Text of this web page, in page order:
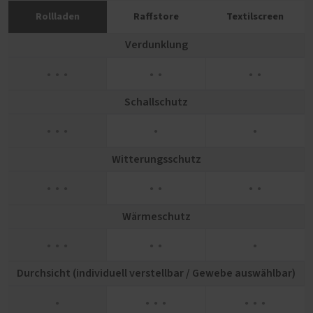
Rollladen Raffstore Textilscreen
Verdunklung
Schallschutz
Witterungsschutz
Wärmeschutz
Durchsicht (individuell verstellbar / Gewebe auswählbar)